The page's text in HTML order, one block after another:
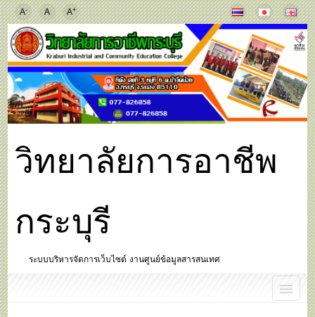
A- A A+
วิทยาลัยการอาชีพ
กระบุรี
ระบบบริหารจัดการเว็บไซต์ งานศูนย์ข้อมูลสารสนเทศ